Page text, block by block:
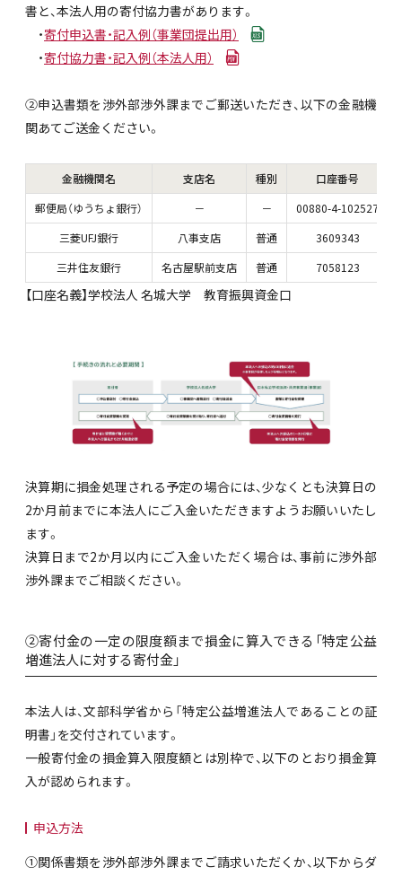
書と、本法人用の寄付協力書があります。
・寄付申込書・記入例（事業団提出用）
・寄付協力書・記入例（本法人用）
②申込書類を渉外部渉外課までご郵送いただき、以下の金融機
関あてご送金ください。
金融機関名 支店名 種別
口座番号
郵便局（ゆうちょ銀行）
－ －
00880-4-102527
三菱UFJ銀行
八事支店 普通
3609343
三井住友銀行
名古屋駅前支店 普通 7058123
【口座名義】学校法人 名城大学 教育振興資金口
決算期に損金処理される予定の場合には、少なくとも決算日の
2か月前までに本法人にご入金いただきますようお願いいたし
ます。
決算日まで2か月以内にご入金いただく場合は、事前に渉外部
渉外課までご相談ください。
②寄付金の一定の限度額まで損金に算入できる「特定公益
増進法人に対する寄付金」
本法人は、文部科学省から「特定公益増進法人であることの証
明書」を交付されています。
一般寄付金の損金算入限度額とは別枠で、以下のとおり損金算
入が認められます。
申込方法
①関係書類を渉外部渉外課までご請求いただくか、以下からダ